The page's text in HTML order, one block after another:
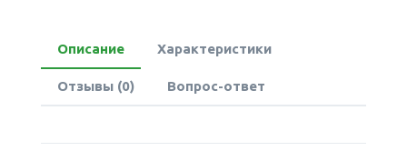
Описание Характеристики
Отзывы (0) Вопрос-ответ